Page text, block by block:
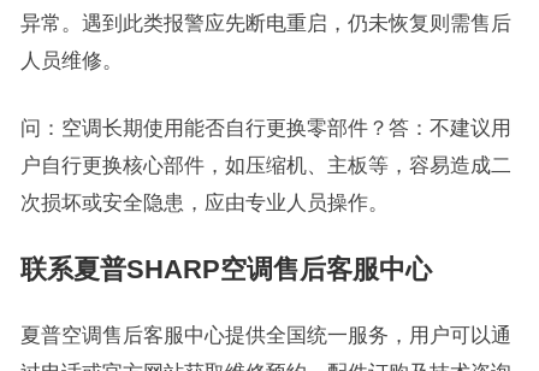
异常。遇到此类报警应先断电重启，仍未恢复则需售后
人员维修。
问：空调长期使用能否自行更换零部件？答：不建议用
户自行更换核心部件，如压缩机、主板等，容易造成二
次损坏或安全隐患，应由专业人员操作。
联系夏普SHARP空调售后客服中心
夏普空调售后客服中心提供全国统一服务，用户可以通